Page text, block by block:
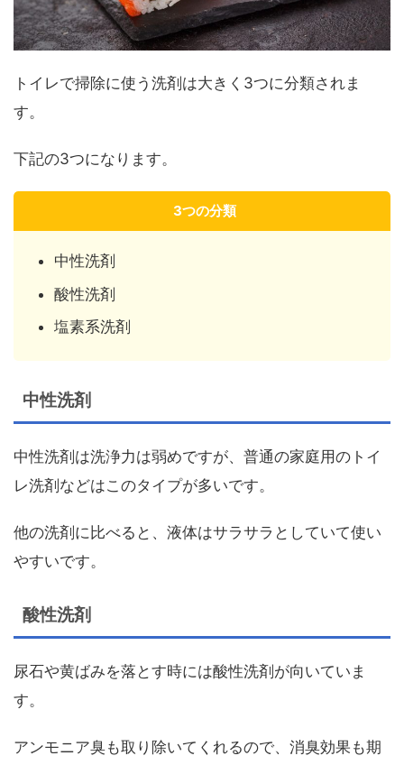
トイレで掃除に使う洗剤は大きく3つに分類されま
す。
下記の3つになります。
3つの分類
中性洗剤
酸性洗剤
塩素系洗剤
中性洗剤
中性洗剤は洗浄力は弱めですが、普通の家庭用のトイ
レ洗剤などはこのタイプが多いです。
他の洗剤に比べると、液体はサラサラとしていて使い
やすいです。
酸性洗剤
尿石や黄ばみを落とす時には酸性洗剤が向いていま
す。
アンモニア臭も取り除いてくれるので、消臭効果も期